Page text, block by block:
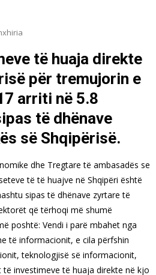
të huaja direkte
për tremujorin e
arriti në 5.8
të dhënave
së Shqipërisë.
dhe Tregtare të ambasadës se
të të huajve në Shqipëri është
sipas të dhënave zyrtare të
që tërhoqi më shumë
poshtë: Vendi i parë mbahet nga
të informacionit, e cila përfshin
teknologjisë së informacionit,
investimeve të huaja direkte në kjo